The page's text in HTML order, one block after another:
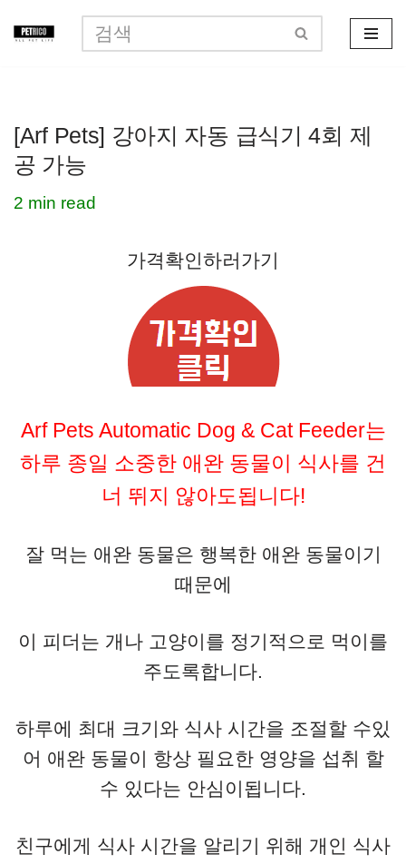
로
건
너
[Arf Pets] 강아지 자동 급식기 4회 제
공 가능
2 min read
가격확인하러가기
Arf Pets Automatic Dog & Cat Feeder는
하루 종일 소중한 애완 동물이 식사를 건
너 뛰지 않아도됩니다!
잘 먹는 애완 동물은 행복한 애완 동물이기
때문에
이 피더는 개나 고양이를 정기적으로 먹이를
주도록합니다.
하루에 최대 크기와 식사 시간을 조절할 수있
어 애완 동물이 항상 필요한 영양을 섭취 할
수 있다는 안심이됩니다.
친구에게 식사 시간을 알리기 위해 개인 식사